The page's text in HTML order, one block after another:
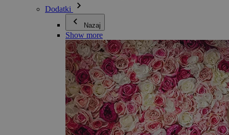
Dodatki
Nazaj
Show more